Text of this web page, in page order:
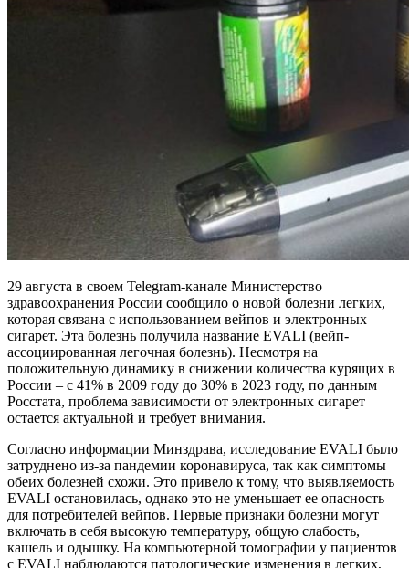
29 августа в своем Telegram-канале Министерство
здравоохранения России сообщило о новой болезни легких,
которая связана с использованием вейпов и электронных
сигарет. Эта болезнь получила название EVALI (вейп-
ассоциированная легочная болезнь). Несмотря на
положительную динамику в снижении количества курящих в
России – с 41% в 2009 году до 30% в 2023 году, по данным
Росстата, проблема зависимости от электронных сигарет
остается актуальной и требует внимания.
Согласно информации Минздрава, исследование EVALI было
затруднено из-за пандемии коронавируса, так как симптомы
обеих болезней схожи. Это привело к тому, что выявляемость
EVALI остановилась, однако это не уменьшает ее опасность
для потребителей вейпов. Первые признаки болезни могут
включать в себя высокую температуру, общую слабость,
кашель и одышку. На компьютерной томографии у пациентов
с EVALI наблюдаются патологические изменения в легких,